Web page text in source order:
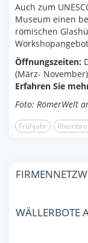
Auch zum
Museum einen
römischen
Öffnungszeiten:
(März- November)
Erfahren Sie
Foto: RömerWelt
Frühjahr
WÄLLERBOTE